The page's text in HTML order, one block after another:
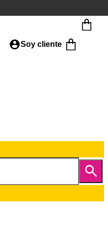
Soy cliente